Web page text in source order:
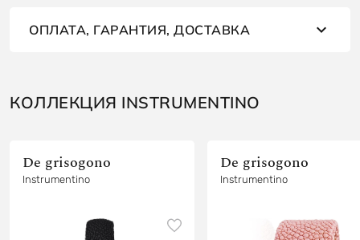
ОПЛАТА, ГАРАНТИЯ, ДОСТАВКА
КОЛЛЕКЦИЯ INSTRUMENTINO
De grisogono
Instrumentino
De grisogono
Instrumentino